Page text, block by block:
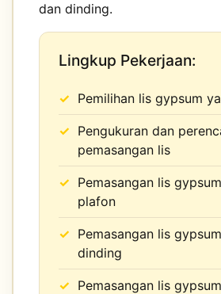
dan dinding.
Lingkup Pekerjaan:
Pemilihan lis gypsum
Pengukuran dan
pemasangan lis
Pemasangan lis
plafon
Pemasangan lis
dinding
Pemasangan lis